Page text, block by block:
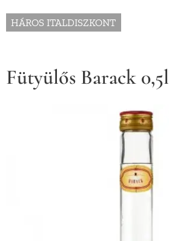
HÁROS ITALDISZKONT
Fütyülős Barack 0,5l